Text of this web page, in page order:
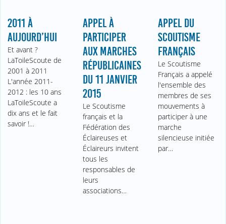
2011 À
AUJOURD’HUI
Et avant ?
LaToileScoute de
2001 à 2011
L'année 2011-
2012 : les 10 ans
LaToileScoute a
dix ans et le fait
savoir !…
APPEL À
PARTICIPER
AUX MARCHES
RÉPUBLICAINES
DU 11 JANVIER
2015
Le Scoutisme
français et la
Fédération des
Éclaireuses et
Éclaireurs invitent
tous les
responsables de
leurs
associations…
APPEL DU
SCOUTISME
FRANÇAIS
Le Scoutisme
Français a appelé
l'ensemble des
membres de ses
mouvements à
participer à une
marche
silencieuse initiée
par…